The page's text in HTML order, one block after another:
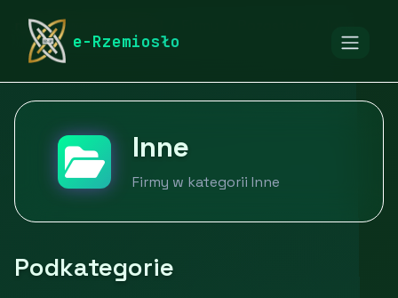
e-Rzemiosło
rymarstwo-poznan.pl
Inne
Firmy w kategorii Inne
Podkategorie